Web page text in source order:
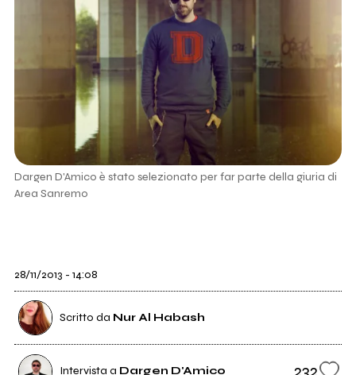
Dargen D'Amico è stato selezionato per far parte della giuria di
Area Sanremo
28/11/2013 - 14:08
Scritto da Nur Al Habash
Intervista a Dargen D'Amico